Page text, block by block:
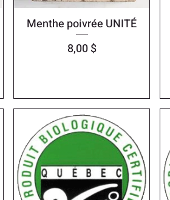
Menthe poivrée UNITÉ
Prix
8,00 $